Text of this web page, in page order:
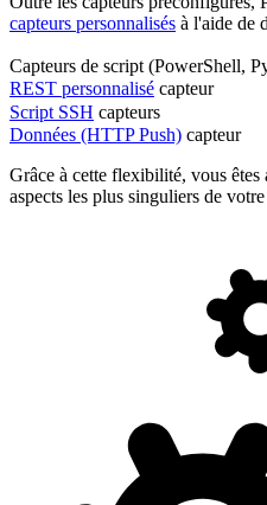
capteurs personnalisés à l'aide de
Capteurs de script (PowerShell,
REST personnalisé capteur
Script SSH capteurs
Données (HTTP Push) capteur
Grâce à cette flexibilité, vous êtes
aspects les plus singuliers de